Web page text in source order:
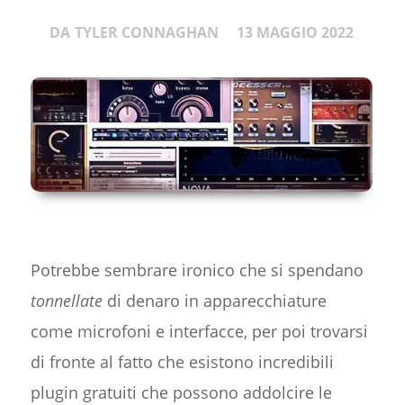
DA TYLER CONNAGHAN 13 MAGGIO 2022
Potrebbe sembrare ironico che si spendano
tonnellatedi denaro in apparecchiature
come microfoni e interfacce, per poi trovarsi
di fronte al fatto che esistono incredibili
plugin gratuiti che possono addolcire le